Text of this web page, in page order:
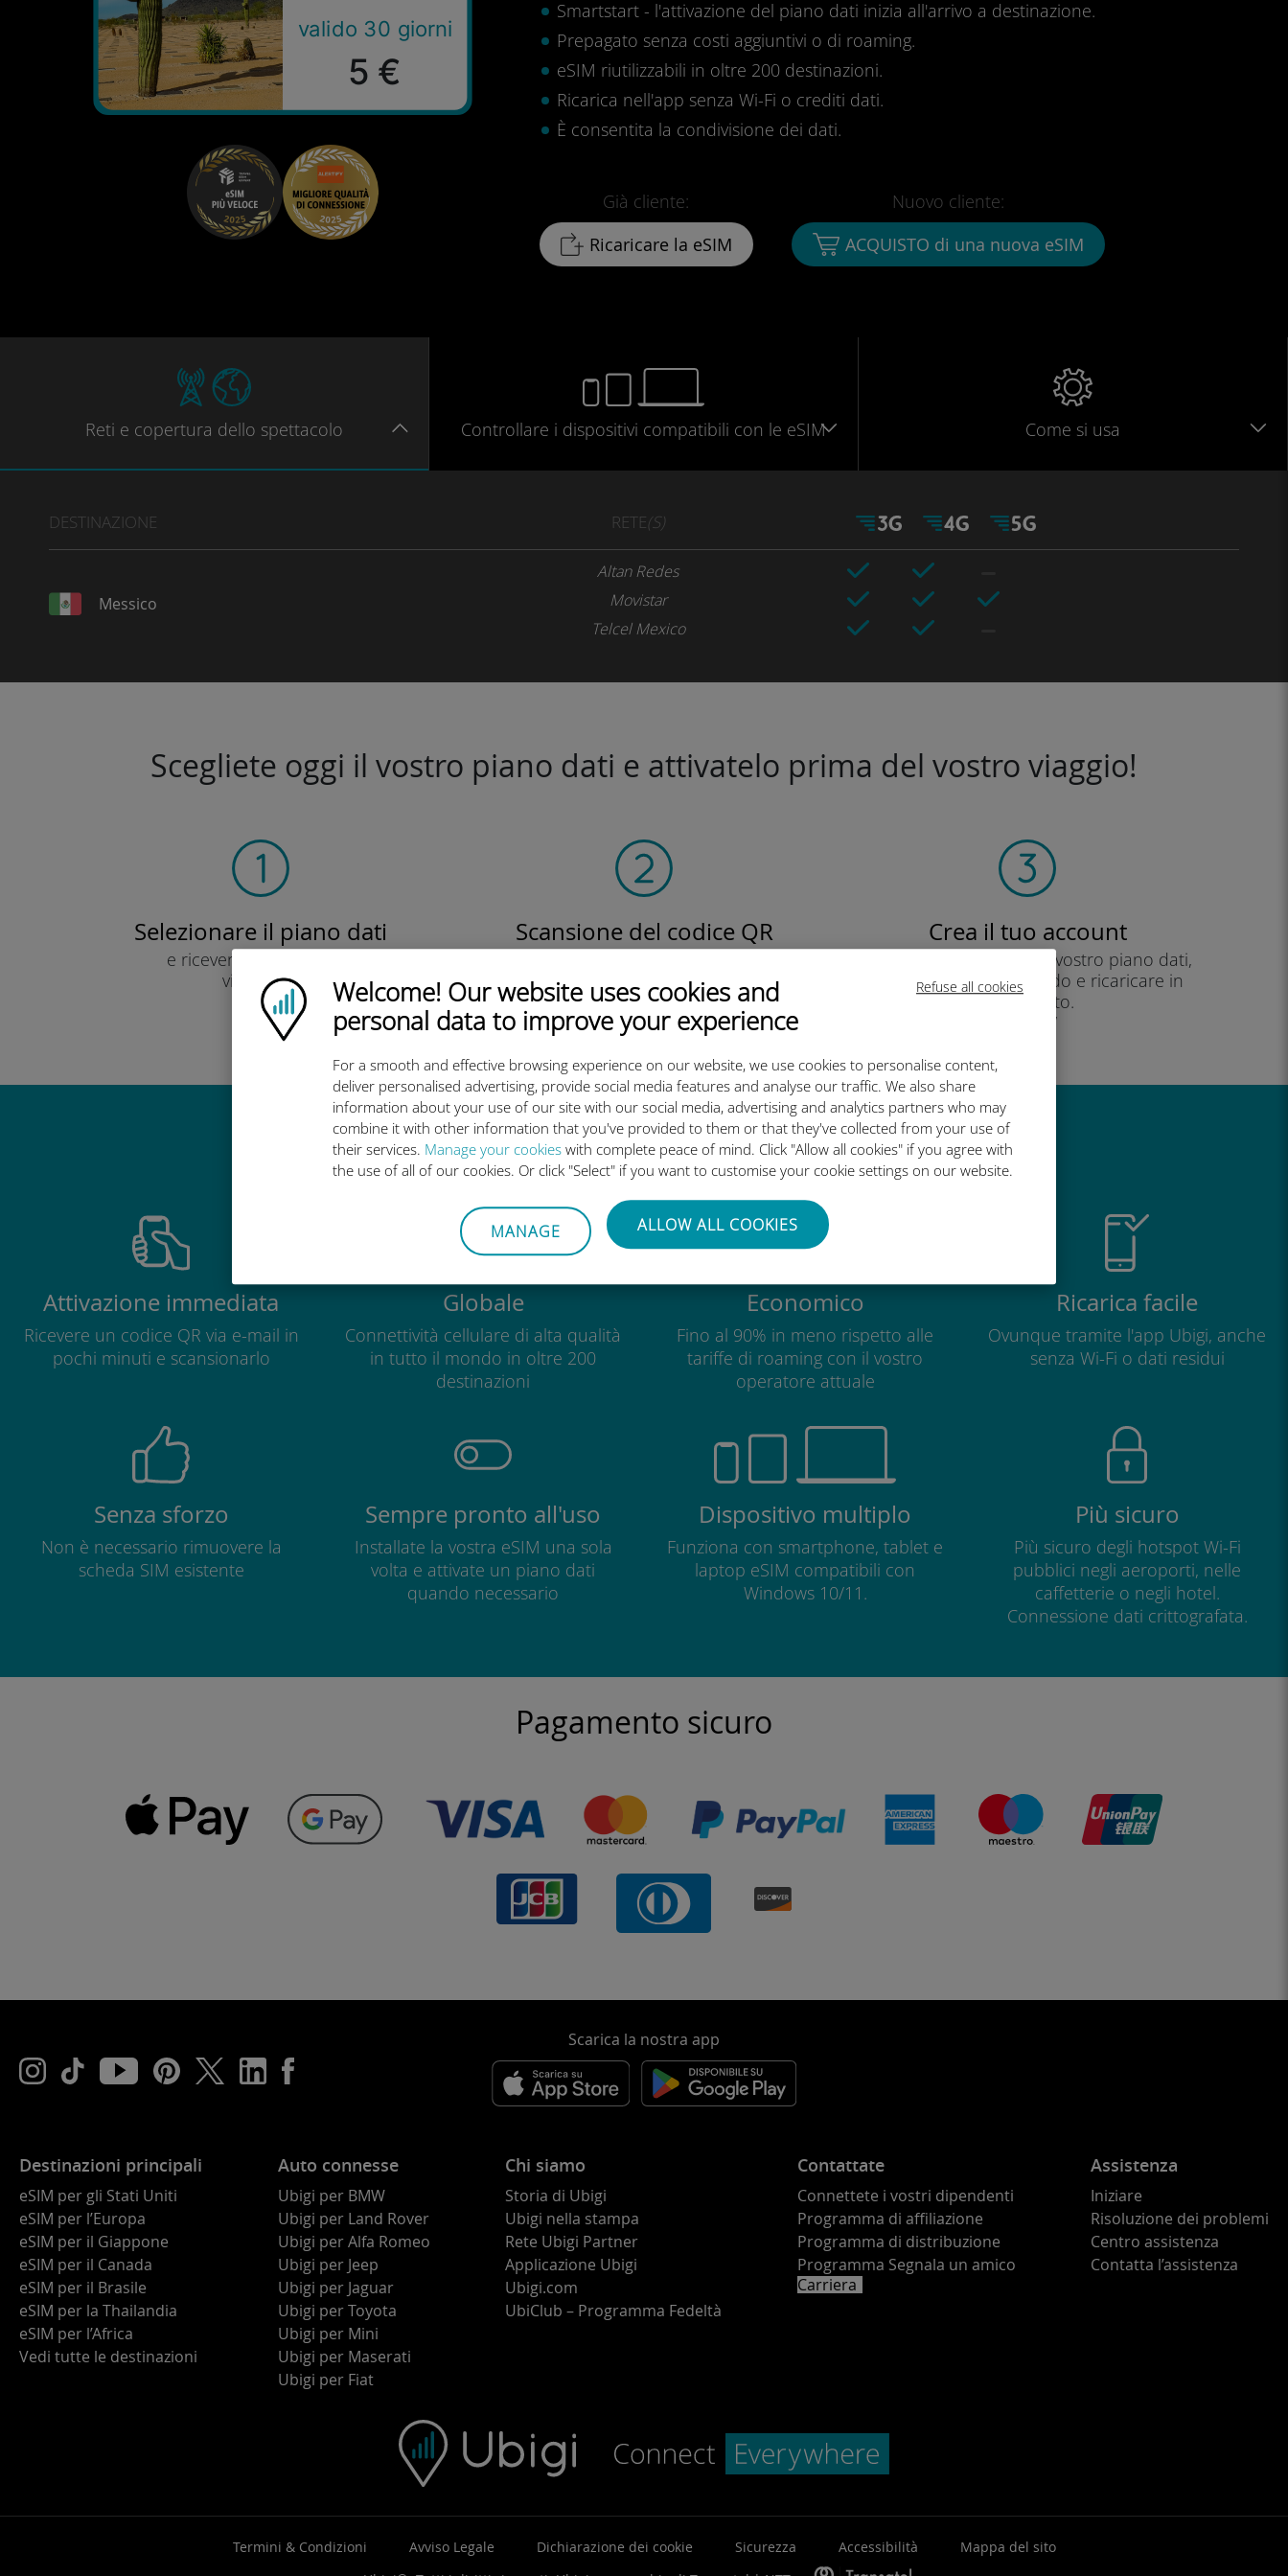
Refuse all cookies
Ubigi logo
Welcome! Our website uses cookies and
personal data to improve your experience
For a smooth and effective browsing experience on our website, we use cookies to personalise content,
deliver personalised advertising, provide social media features and analyse our traffic. We also share
information about your use of our site with our social media, advertising and analytics partners who may
combine it with other information that you've provided to them or that they've collected from your use of
their services. Manage your cookies with complete peace of mind. Click "Allow all cookies" if you agree with
the use of all of our cookies. Or click "Select" if you want to customise your cookie settings on our website.
MANAGE ALLOW ALL COOKIES
valido 30 giorni
5 €
Smartstart - l'attivazione del piano dati inizia all'arrivo a destinazione.
Prepagato senza costi aggiuntivi o di roaming.
eSIM riutilizzabili in oltre 200 destinazioni.
Ricarica nell'app senza Wi-Fi o crediti dati.
È consentita la condivisione dei dati.
Già cliente:
Ricaricare la eSIM
Nuovo cliente:
ACQUISTO di una nuova eSIM
Reti e copertura dello spettacolo Controllare i dispositivi compatibili con le eSIM Come si usa
DESTINAZIONE RETE(S)
Messico
Altan Redes
Movistar
Telcel Mexico
Scegliete oggi il vostro piano dati e attivatelo prima del vostro viaggio!
Selezionare il piano dati
e ricevere un codice QR
via e-mail.
Veloce!
Scansione del codice QR
installare la eSIM Ubigi.
Semplice!
Crea il tuo account
per iniziare a utilizzare il vostro piano dati,
controllare il vostro saldo e ricaricare in
movimento.
Godere!
Perché la eSIM internazionale di Ubigi è così grande
Attivazione immediata
Ricevere un codice QR via e-mail in
pochi minuti e scansionarlo
Globale
Connettività cellulare di alta qualità
in tutto il mondo in oltre 200
destinazioni
Economico
Fino al 90% in meno rispetto alle
tariffe di roaming con il vostro
operatore attuale
Ricarica facile
Ovunque tramite l'app Ubigi, anche
senza Wi-Fi o dati residui
Senza sforzo
Non è necessario rimuovere la
scheda SIM esistente
Sempre pronto all'uso
Installate la vostra eSIM una sola
volta e attivate un piano dati
quando necessario
Dispositivo multiplo
Funziona con smartphone, tablet e
laptop eSIM compatibili con
Windows 10/11.
Più sicuro
Più sicuro degli hotspot Wi-Fi
pubblici negli aeroporti, nelle
caffetterie o negli hotel.
Connessione dati crittografata.
Pagamento sicuro
Scarica la nostra app
Destinazioni principali
eSIM per gli Stati Uniti
eSIM per l’Europa
eSIM per il Giappone
eSIM per il Canada
eSIM per il Brasile
eSIM per la Thailandia
eSIM per l’Africa
Vedi tutte le destinazioni
Auto connesse
Ubigi per BMW
Ubigi per Land Rover
Ubigi per Alfa Romeo
Ubigi per Jeep
Ubigi per Jaguar
Ubigi per Toyota
Ubigi per Mini
Ubigi per Maserati
Ubigi per Fiat
Chi siamo
Storia di Ubigi
Ubigi nella stampa
Rete Ubigi Partner
Applicazione Ubigi
Ubigi.com
UbiClub – Programma Fedeltà
Contattate
Connettete i vostri dipendenti
Programma di affiliazione
Programma di distribuzione
Programma Segnala un amico
Carriera
Assistenza
Iniziare
Risoluzione dei problemi
Centro assistenza
Contatta l’assistenza
Termini & Condizioni Avviso Legale Dichiarazione dei cookie Sicurezza Accessibilità
Mappa del sito